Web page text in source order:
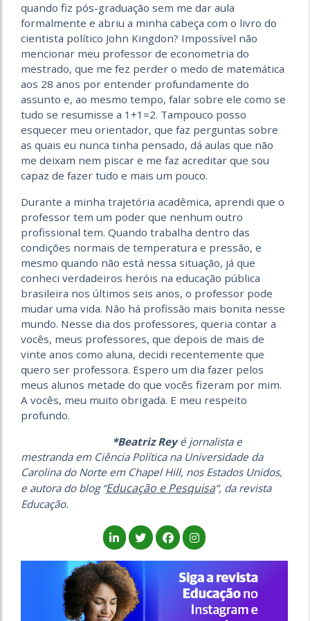
quando fiz pós-graduação sem me dar aula
formalmente e abriu a minha cabeça com o livro do
cientista político John Kingdon? Impossível não
mencionar meu professor de econometria do
mestrado, que me fez perder o medo de matemática
aos 28 anos por entender profundamente do
assunto e, ao mesmo tempo, falar sobre ele como se
tudo se resumisse a 1+1=2. Tampouco posso
esquecer meu orientador, que faz perguntas sobre
as quais eu nunca tinha pensado, dá aulas que não
me deixam nem piscar e me faz acreditar que sou
capaz de fazer tudo e mais um pouco.
Durante a minha trajetória acadêmica, aprendi que o
professor tem um poder que nenhum outro
profissional tem. Quando trabalha dentro das
condições normais de temperatura e pressão, e
mesmo quando não está nessa situação, já que
conheci verdadeiros heróis na educação pública
brasileira nos últimos seis anos, o professor pode
mudar uma vida. Não há profissão mais bonita nesse
mundo. Nesse dia dos professores, queria contar a
vocês, meus professores, que depois de mais de
vinte anos como aluna, decidi recentemente que
quero ser professora. Espero um dia fazer pelos
meus alunos metade do que vocês fizeram por mim.
A vocês, meu muito obrigada. E meu respeito
profundo.
*Beatriz Reyé jornalista e
mestranda em Ciência Política na Universidade da
Carolina do Norte em Chapel Hill, nos Estados Unidos,
e autora do blog “Educação e Pesquisa“, da revista
Educação.